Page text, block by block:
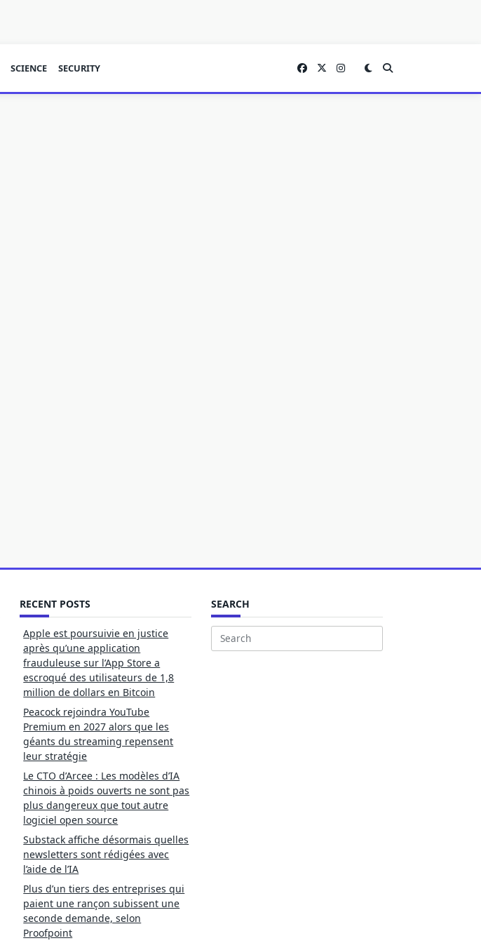
SCIENCE SECURITY
RECENT POSTS
Apple est poursuivie en justice
après qu’une application
frauduleuse sur l’App Store a
escroqué des utilisateurs de 1,8
million de dollars en Bitcoin
Peacock rejoindra YouTube
Premium en 2027 alors que les
géants du streaming repensent
leur stratégie
Le CTO d’Arcee : Les modèles d’IA
chinois à poids ouverts ne sont pas
plus dangereux que tout autre
logiciel open source
Substack affiche désormais quelles
newsletters sont rédigées avec
l’aide de l’IA
Plus d’un tiers des entreprises qui
paient une rançon subissent une
seconde demande, selon
Proofpoint
SEARCH
Search